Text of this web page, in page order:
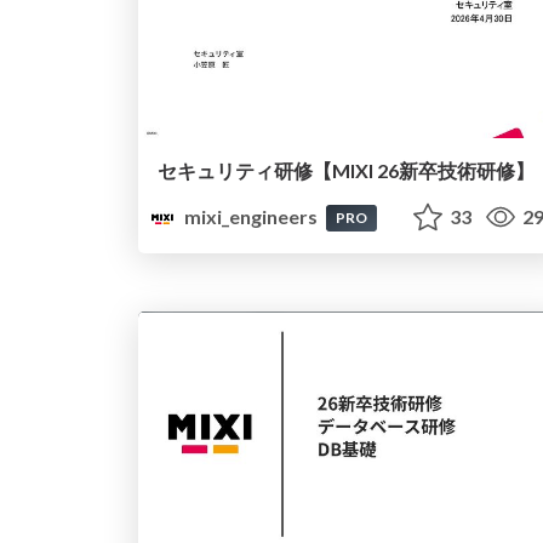
セキュリティ研修【MIXI 26新卒技術研修】
mixi_engineers
PRO 33